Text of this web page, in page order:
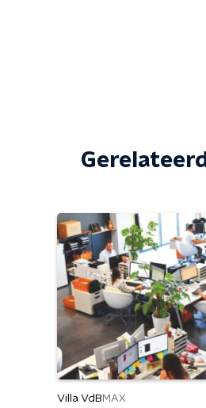
Gerelateerd
Villa VdB MAX